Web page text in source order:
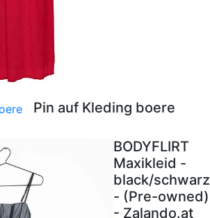
Pin auf Kleding boere
BODYFLIRT
Maxikleid -
black/schwarz
- (Pre-owned)
- Zalando.at